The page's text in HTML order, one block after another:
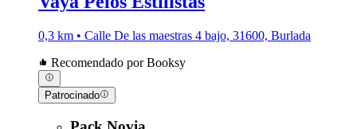
0,3 km • Calle De las maestras 4 bajo, 31600, Burlada
Recomendado por Booksy
Patrocinado